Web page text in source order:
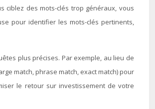
ciblez des mots-clés trop généraux, vous
pour identifier les mots-clés pertinents,
plus précises. Par exemple, au lieu de
match, phrase match, exact match) pour
le retour sur investissement de votre